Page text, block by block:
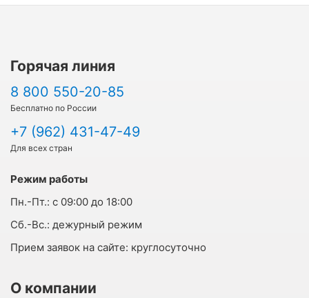
талант психолога!!! Спасибо огромное! Я ещё
приеду!!! Друзьям рассказала, они тоже
запланировали поправить здоровье в "Саки"!!!!
Горячая линия
8 800 550-20-85
Бесплатно по России
+7 (962) 431-47-49
Для всех стран
Режим работы
Пн.-Пт.: с 09:00 до 18:00
Cб.-Вс.: дежурный режим
Прием заявок на сайте: круглосуточно
О компании